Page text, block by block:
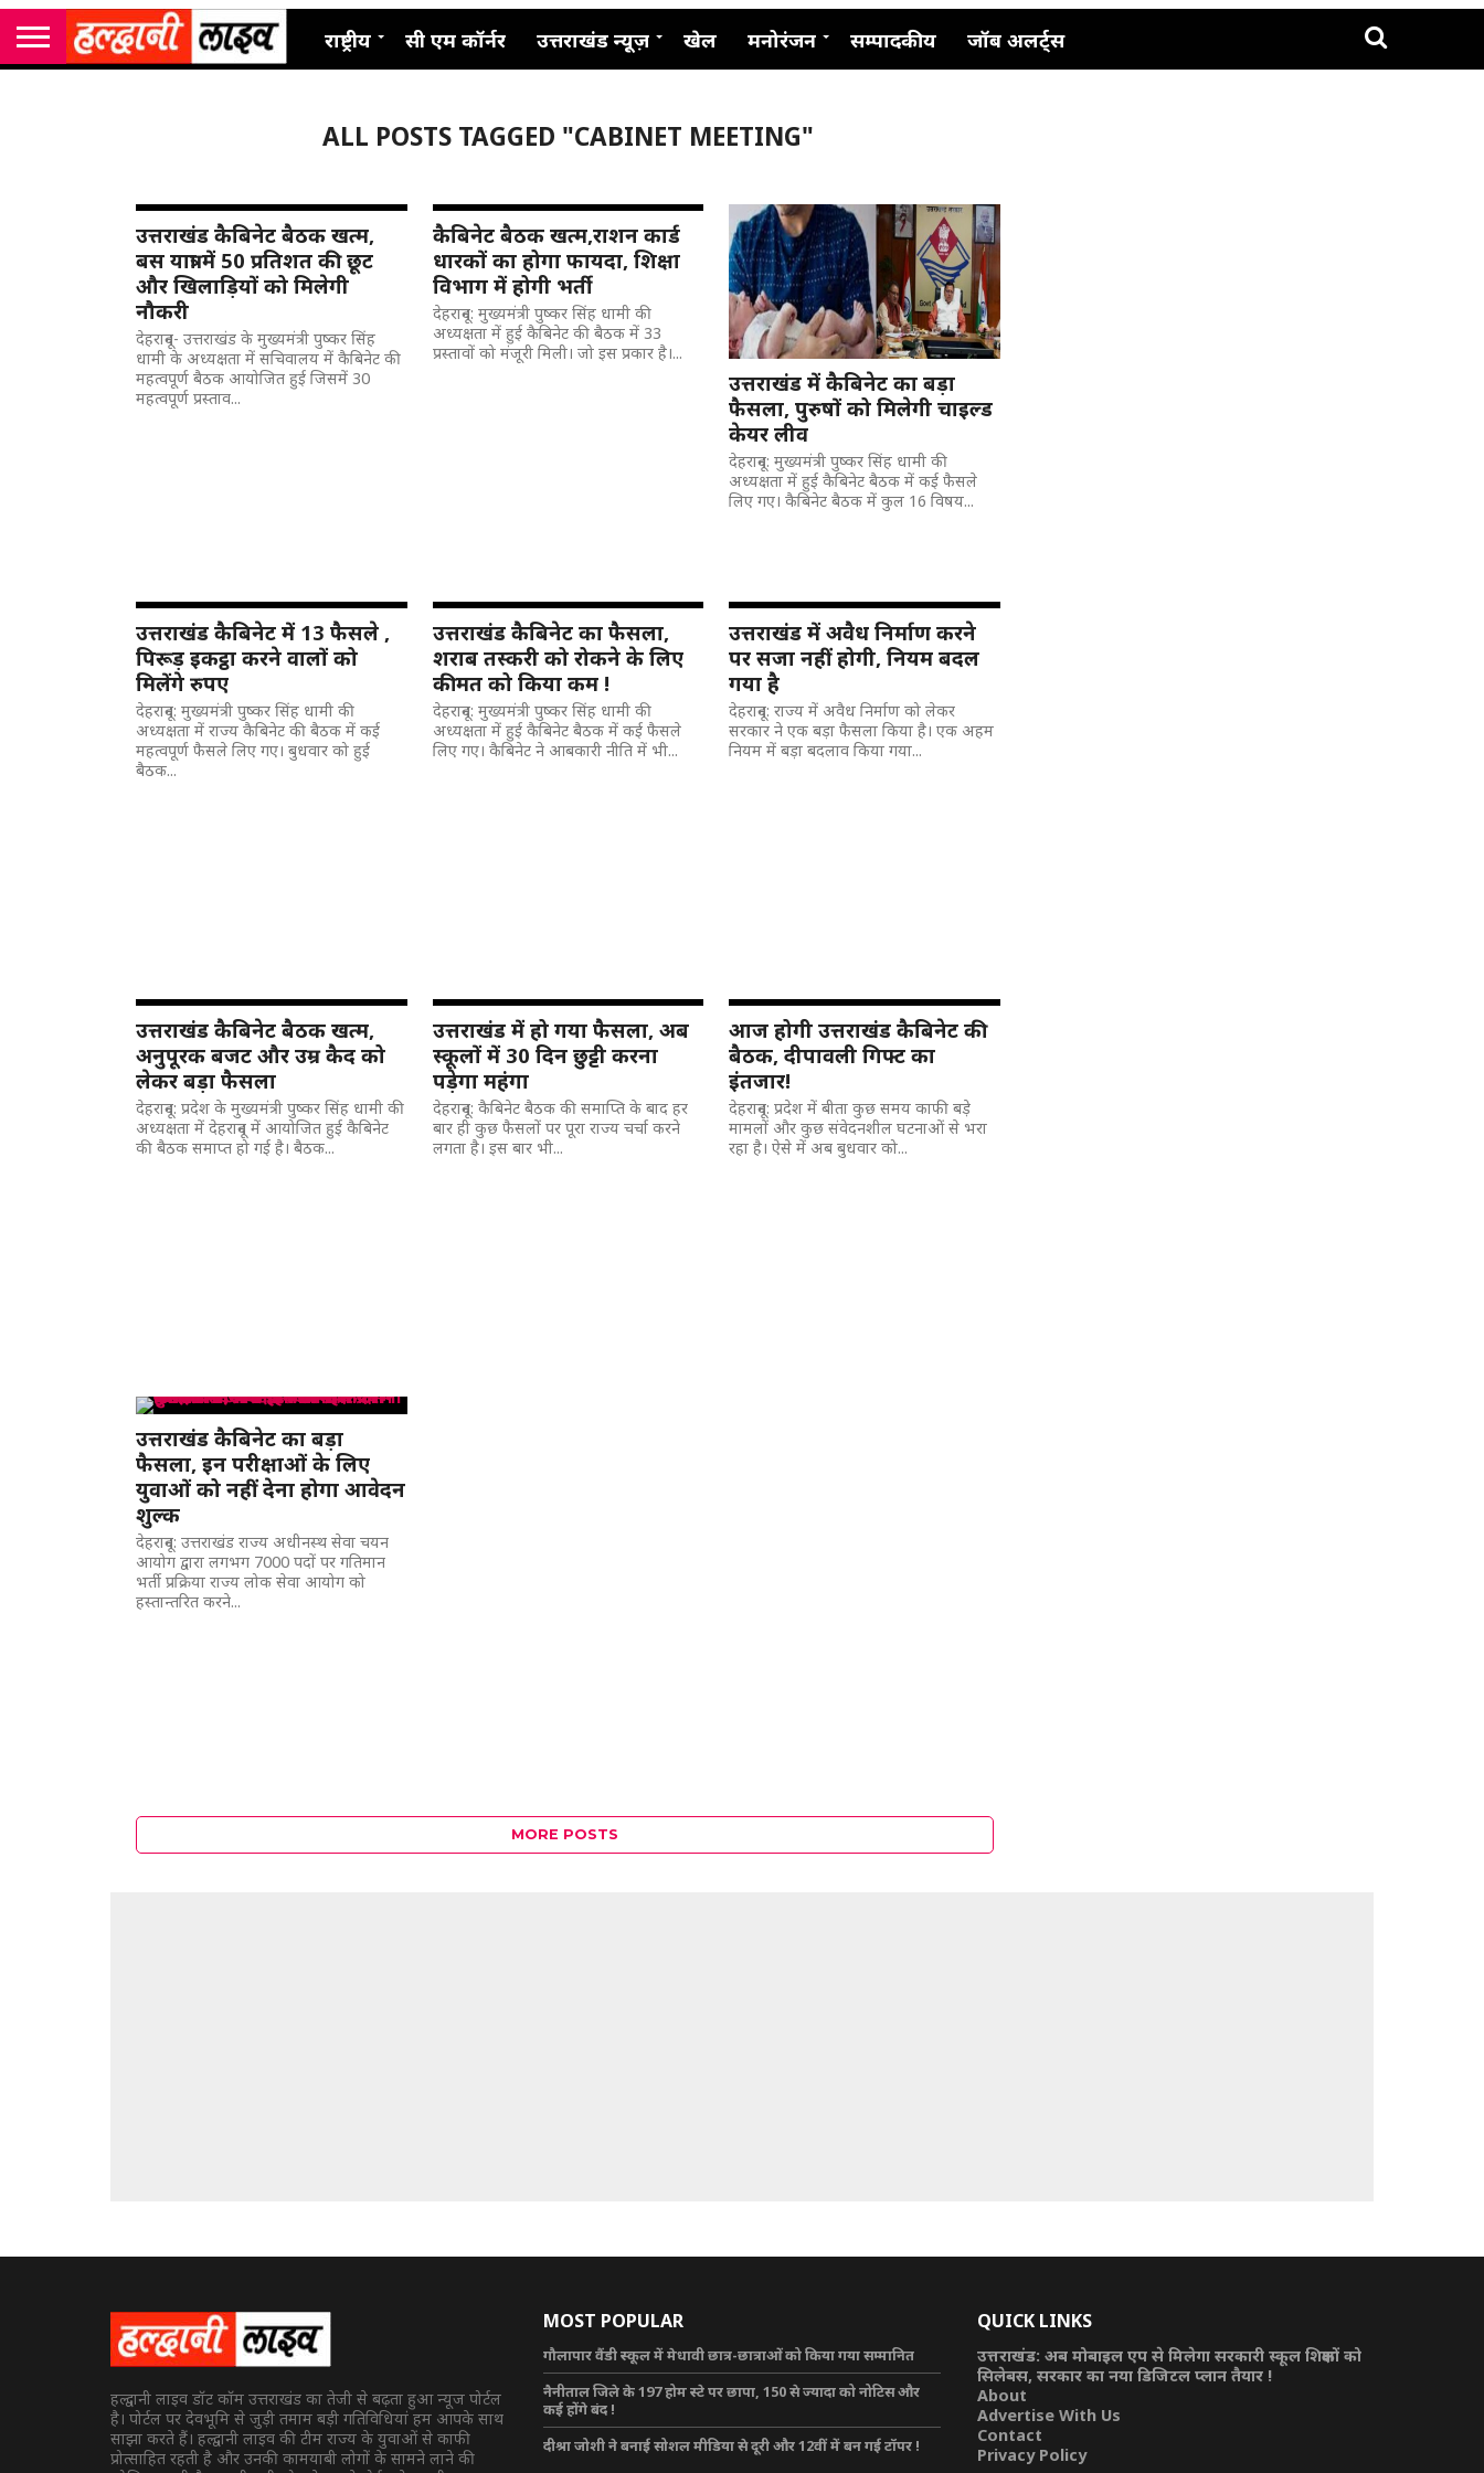
राष्ट्रीय सी एम कॉर्नर उत्तराखंड न्यूज़ खेल मनोरंजन सम्पादकीय जॉब अलर्ट्स
ALL POSTS TAGGED "CABINET MEETING"
उत्तराखंड कैबिनेट बैठक खत्म,
बस यात्रा में 50 प्रतिशत की छूट
और खिलाड़ियों को मिलेगी
नौकरी
देहरादून- उत्तराखंड के मुख्यमंत्री पुष्कर सिंह
धामी के अध्यक्षता में सचिवालय में कैबिनेट की
महत्वपूर्ण बैठक आयोजित हुई जिसमें 30
महत्वपूर्ण प्रस्ताव...
कैबिनेट बैठक खत्म,राशन कार्ड
धारकों का होगा फायदा, शिक्षा
विभाग में होगी भर्ती
देहरादून: मुख्यमंत्री पुष्कर सिंह धामी की
अध्यक्षता में हुई कैबिनेट की बैठक में 33
प्रस्तावों को मंजूरी मिली। जो इस प्रकार है।...
उत्तराखंड में कैबिनेट का बड़ा
फैसला, पुरुषों को मिलेगी चाइल्ड
केयर लीव
देहरादून: मुख्यमंत्री पुष्कर सिंह धामी की
अध्यक्षता में हुई कैबिनेट बैठक में कई फैसले
लिए गए। कैबिनेट बैठक में कुल 16 विषय...
उत्तराखंड कैबिनेट में 13 फैसले ,
पिरूड़ इकट्ठा करने वालों को
मिलेंगे रुपए
देहरादून: मुख्यमंत्री पुष्कर सिंह धामी की
अध्यक्षता में राज्य कैबिनेट की बैठक में कई
महत्वपूर्ण फैसले लिए गए। बुधवार को हुई
बैठक...
उत्तराखंड कैबिनेट का फैसला,
शराब तस्करी को रोकने के लिए
कीमत को किया कम !
देहरादून: मुख्यमंत्री पुष्कर सिंह धामी की
अध्यक्षता में हुई कैबिनेट बैठक में कई फैसले
लिए गए। कैबिनेट ने आबकारी नीति में भी...
उत्तराखंड में अवैध निर्माण करने
पर सजा नहीं होगी, नियम बदल
गया है
देहरादून: राज्य में अवैध निर्माण को लेकर
सरकार ने एक बड़ा फैसला किया है। एक अहम
नियम में बड़ा बदलाव किया गया...
उत्तराखंड कैबिनेट बैठक खत्म,
अनुपूरक बजट और उम्र कैद को
लेकर बड़ा फैसला
देहरादून: प्रदेश के मुख्यमंत्री पुष्कर सिंह धामी की
अध्यक्षता में देहरादून में आयोजित हुई कैबिनेट
की बैठक समाप्त हो गई है। बैठक...
उत्तराखंड में हो गया फैसला, अब
स्कूलों में 30 दिन छुट्टी करना
पड़ेगा महंगा
देहरादून: कैबिनेट बैठक की समाप्ति के बाद हर
बार ही कुछ फैसलों पर पूरा राज्य चर्चा करने
लगता है। इस बार भी...
आज होगी उत्तराखंड कैबिनेट की
बैठक, दीपावली गिफ्ट का
इंतजार!
देहरादून: प्रदेश में बीता कुछ समय काफी बड़े
मामलों और कुछ संवेदनशील घटनाओं से भरा
रहा है। ऐसे में अब बुधवार को...
उत्तराखंड कैबिनेट का बड़ा
फैसला, इन परीक्षाओं के लिए
युवाओं को नहीं देना होगा आवेदन
शुल्क
देहरादून: उत्तराखंड राज्य अधीनस्थ सेवा चयन
आयोग द्वारा लगभग 7000 पदों पर गतिमान
भर्ती प्रक्रिया राज्य लोक सेवा आयोग को
हस्तान्तरित करने...
MORE POSTS
हल्द्वानी लाइव डॉट कॉम उत्तराखंड का तेजी से बढ़ता हुआ न्यूज पोर्टल
है। पोर्टल पर देवभूमि से जुड़ी तमाम बड़ी गतिविधियां हम आपके साथ
साझा करते हैं। हल्द्वानी लाइव की टीम राज्य के युवाओं से काफी
प्रोत्साहित रहती है और उनकी कामयाबी लोगों के सामने लाने की
MOST POPULAR
गौलापार वैंडी स्कूल में मेधावी छात्र-छात्राओं को किया गया सम्मानित
नैनीताल जिले के 197 होम स्टे पर छापा, 150 से ज्यादा को नोटिस और
कई होंगे बंद !
दीश्रा जोशी ने बनाई सोशल मीडिया से दूरी और 12वीं में बन गई टॉपर !
QUICK LINKS
उत्तराखंड: अब मोबाइल एप से मिलेगा सरकारी स्कूल शिक्षकों को
सिलेबस, सरकार का नया डिजिटल प्लान तैयार !
About
Advertise With Us
Contact
Privacy Policy